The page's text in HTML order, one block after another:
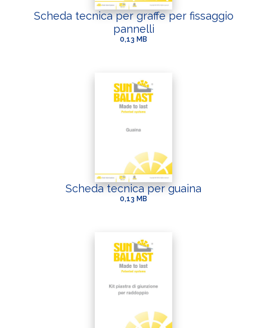
Scheda tecnica per graffe per fissaggio
pannelli
0,13 MB
Scheda tecnica per guaina
0,13 MB